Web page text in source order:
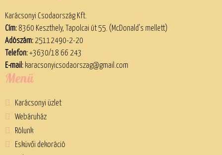
Karácsonyi Csodaország Kft.
Cím:8360 Keszthely, Tapolcai út 55. (McDonald’s mellett)
Adószám:25112490-2-20
Telefon:+3630/18 66 243
E-mail: karacsonyicsodaorszag@gmail.com
Menü
Karácsonyi üzlet
Webáruház
Rólunk
Esküvői dekoráció